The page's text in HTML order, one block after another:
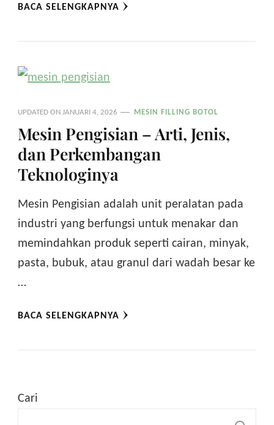
BACA SELENGKAPNYA
UPDATED ONJANUARI 4, 2026 MESIN FILLING BOTOL
Mesin Pengisian – Arti, Jenis,
dan Perkembangan
Teknologinya
Mesin Pengisian adalah unit peralatan pada
industri yang berfungsi untuk menakar dan
memindahkan produk seperti cairan, minyak,
pasta, bubuk, atau granul dari wadah besar ke
…
BACA SELENGKAPNYA
Cari